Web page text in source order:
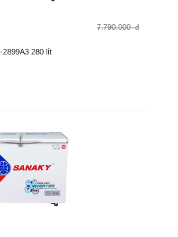
7.790.000 đ
280 lít